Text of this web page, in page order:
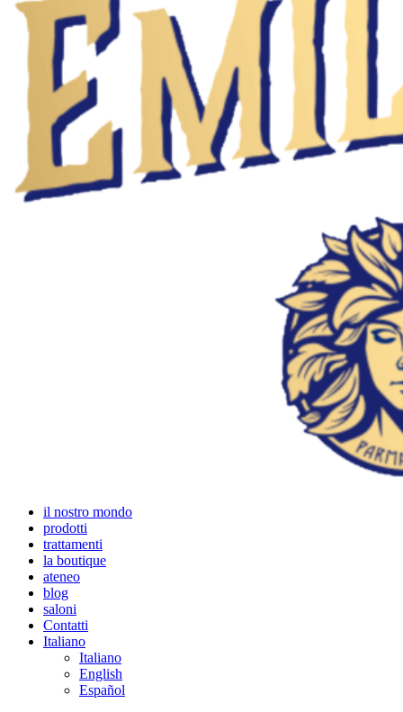
il nostro mondo
prodotti
trattamenti
la boutique
ateneo
blog
saloni
Contatti
Italiano
Italiano
English
Español